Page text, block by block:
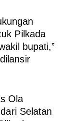
Pilkada
bupati,”
Ola
Selatan